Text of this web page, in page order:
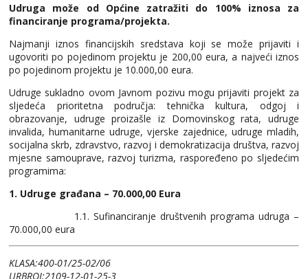
Udruga može od Općine zatražiti do 100% iznosa za
financiranje programa/projekta.
Najmanji iznos financijskih sredstava koji se može prijaviti i
ugovoriti po pojedinom projektu je 200,00 eura, a najveći iznos
po pojedinom projektu je 10.000,00 eura.
Udruge sukladno ovom Javnom pozivu mogu prijaviti projekt za
sljedeća prioritetna područja: tehnička kultura, odgoj i
obrazovanje, udruge proizašle iz Domovinskog rata, udruge
invalida, humanitarne udruge, vjerske zajednice, udruge mladih,
socijalna skrb, zdravstvo, razvoj i demokratizacija društva, razvoj
mjesne samouprave, razvoj turizma, raspoređeno po sljedećim
programima:
1. Udruge građana – 70.000,00 Eura
1.1. Sufinanciranje društvenih programa udruga –
70.000,00 eura
KLASA:400-01/25-02/06
URBROJ:2109-12-01-25-3